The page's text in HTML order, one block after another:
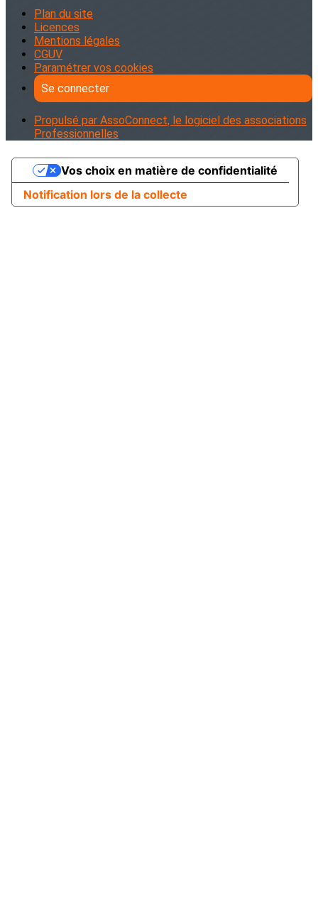
Plan du site
Licences
Mentions légales
CGUV
Paramétrer vos cookies
Se connecter
Propulsé par AssoConnect, le logiciel des associations
Professionnelles
Notification lors de la collecte
Vos choix en matière de confidentialité